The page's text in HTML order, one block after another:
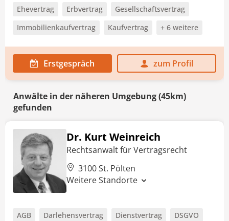
Ehevertrag Erbvertrag
Gesellschaftsvertrag
Immobilienkaufvertrag
Kaufvertrag + 6 weitere
Erstgespräch zum Profil
Anwälte in der näheren Umgebung (45km)
gefunden
Dr. Kurt Weinreich
Rechtsanwalt für Vertragsrecht
3100 St. Pölten
Weitere Standorte
AGB Darlehensvertrag Dienstvertrag
DSGVO